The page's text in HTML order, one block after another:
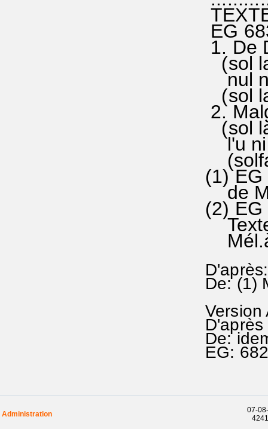
EG
1. De
(sol
nul
(sol
2.
(sol
l'u ni
(1)
de
(2)
De: (1)
Version
De:
EG:
Administration
07-